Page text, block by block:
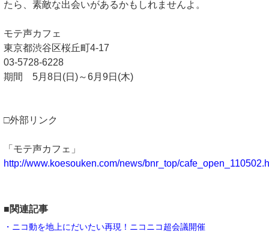
たら、素敵な出会いがあるかもしれませんよ。
モテ声カフェ
東京都渋谷区桜丘町4-17
03-5728-6228
期間 5月8日(日)～6月9日(木)
□外部リンク
「モテ声カフェ」
http://www.koesouken.com/news/bnr_top/
■関連記事
・ニコ動を地上にだいたい再現！ニコニコ超会議開催